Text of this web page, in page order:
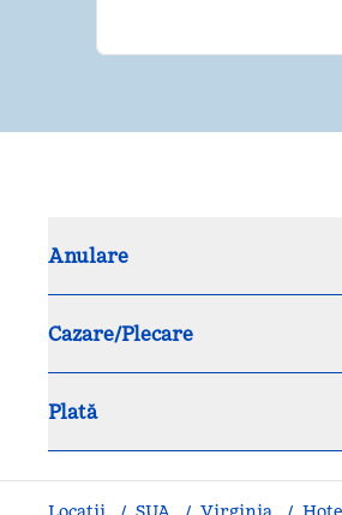
Anulare
Cazare/Plecare
Plată